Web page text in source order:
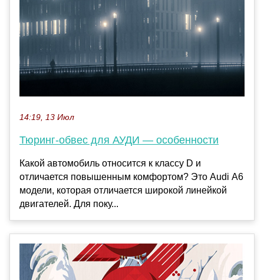
14:19, 13 Июл
Тюринг-обвес для АУДИ — особенности
Какой автомобиль относится к классу D и
отличается повышенным комфортом? Это Audi А6
модели, которая отличается широкой линейкой
двигателей. Для поку...